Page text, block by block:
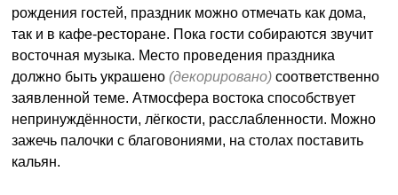
рождения гостей, праздник можно отмечать как дома,
так и в кафе-ресторане. Пока гости собираются звучит
восточная музыка. Место проведения праздника
должно быть украшено(декорировано) соответственно
заявленной теме. Атмосфера востока способствует
непринуждённости, лёгкости, расслабленности. Можно
зажечь палочки с благовониями, на столах поставить
кальян.